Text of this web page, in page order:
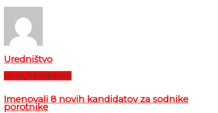
Uredništvo
Novejši prispevek
Imenovali 8 novih kandidatov za sodnike
porotnike